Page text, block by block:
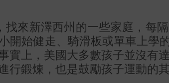
來新澤西州的一些家庭，每
開始健走、騎滑板或單車上學
實上，美國大多數孩子並沒有
鍛煉，也是鼓勵孩子運動的其